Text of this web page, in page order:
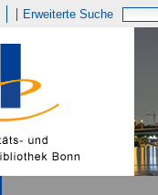
Erweiterte Suche